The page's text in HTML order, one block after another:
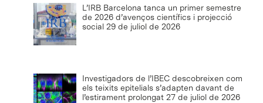
L’IRB Barcelona tanca un primer semestre
de 2026 d’avenços científics i projecció
social 29 de juliol de 2026
Investigadors de l’IBEC descobreixen com
els teixits epitelials s’adapten davant de
l’estirament prolongat 27 de juliol de 2026